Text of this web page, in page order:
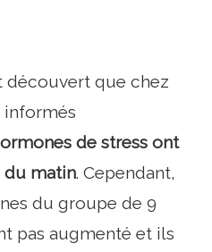
découvert que chez
informés
de stress ont
du matin. Cependant,
du groupe de 9
pas augmenté et ils